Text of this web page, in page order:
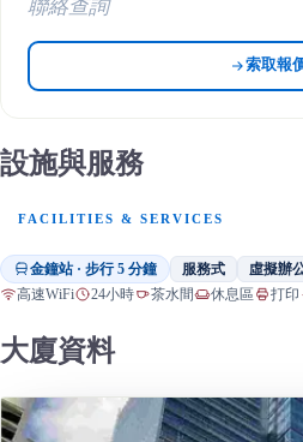
聯絡查詢
索取報
設施與服務
FACILITIES & SERVICES
金鐘站 · 步行 5 分鐘 服務式 虛擬辦
高速WiFi 24小時 茶水間 休息區 打印
大廈資料